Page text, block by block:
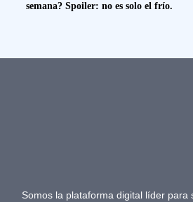
semana? Spoiler: no es solo el frío.
Somos la plataforma digital líder para